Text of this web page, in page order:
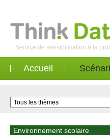
Service de sensibilisation à la
Accueil
Environnement scolaire